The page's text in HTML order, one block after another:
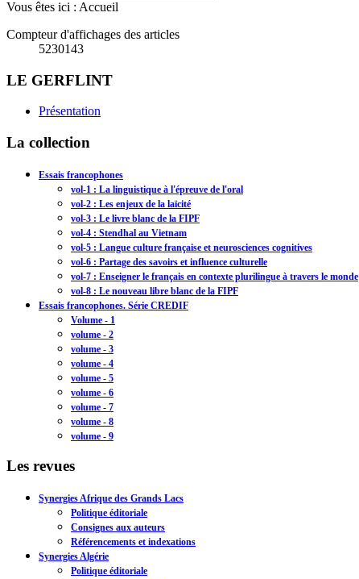
Vous êtes ici : Accueil
Compteur d'affichages des articles
5230143
LE GERFLINT
Présentation
La collection
Essais francophones
vol-1 : La linguistique à l'épreuve de l'oral
vol-2 : Les enjeux de la laïcité
vol-3 : Le livre blanc de la FIPF
vol-4 : Stendhal au Vietnam
vol-5 : Langue culture française et neurosciences cognitives
vol-6 : Partage des savoirs et influence culturelle
vol-7 : Enseigner le français en contexte plurilingue à travers le monde
vol-8 : Le nouveau libre blanc de la FIPF
Essais francophones. Série CREDIF
Volume - 1
volume - 2
volume - 3
volume - 4
volume - 5
volume - 6
volume - 7
volume - 8
volume - 9
Les revues
Synergies Afrique des Grands Lacs
Politique éditoriale
Consignes aux auteurs
Référencements et indexations
Synergies Algérie
Politique éditoriale